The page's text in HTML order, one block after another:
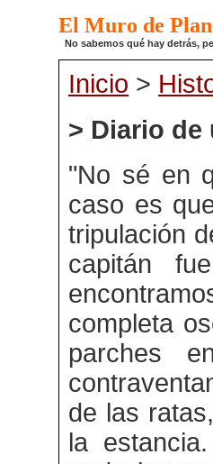
El Muro de
No sabemos qué hay detrás,
Inicio >
> Diario de
"No sé en
caso es
tripulación
capitán
completa
parches
de las
la